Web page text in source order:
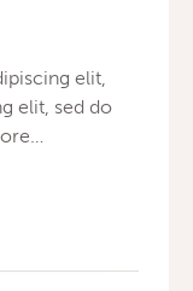
elit,
elit, sed do